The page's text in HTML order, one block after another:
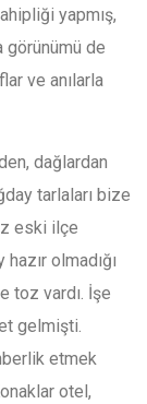
yapmış,
de
ve anılarla
dağlardan
tarlaları bize
eski ilçe
olmadığı
toz vardı. İşe
gelmişti.
etmek
otel,